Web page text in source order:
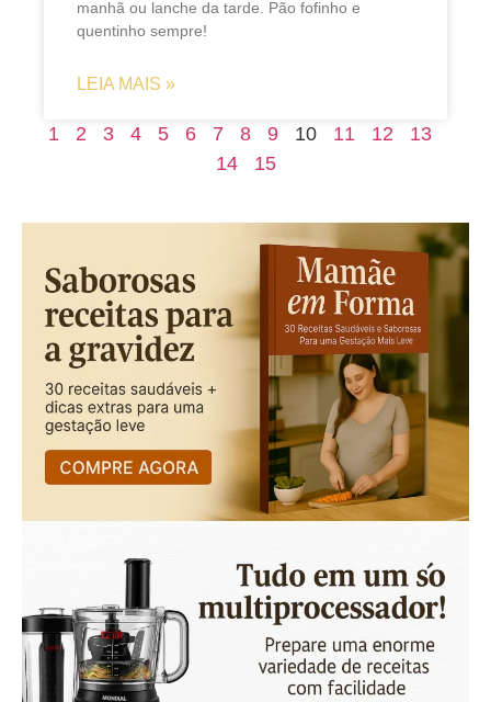
manhã ou lanche da tarde. Pão fofinho e
quentinho sempre!
LEIA MAIS »
1 2 3 4 5 6 7 8 9 10 11 12
13
14
15